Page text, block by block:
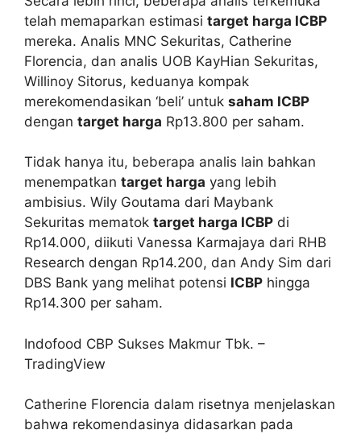
telah memaparkan estimasi target harga ICBP
mereka. Analis MNC Sekuritas, Catherine
Florencia, dan analis UOB KayHian Sekuritas,
Willinoy Sitorus, keduanya kompak
merekomendasikan ‘beli’ untuk saham ICBP
dengan target harga Rp13.800 per saham.
Tidak hanya itu, beberapa analis lain bahkan
menempatkan target harga yang lebih
ambisius. Wily Goutama dari Maybank
Sekuritas mematok target harga ICBP di
Rp14.000, diikuti Vanessa Karmajaya dari RHB
Research dengan Rp14.200, dan Andy Sim dari
DBS Bank yang melihat potensi ICBP hingga
Rp14.300 per saham.
Indofood CBP Sukses Makmur Tbk. –
TradingView
Catherine Florencia dalam risetnya menjelaskan
bahwa rekomendasinya didasarkan pada